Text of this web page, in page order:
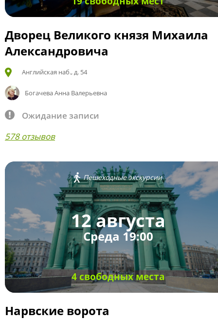
Дворец Великого князя Михаила
Александровича
Английская наб., д. 54
Богачева Анна Валерьевна
Ожидание записи
578 отзывов
Пешеходные экскурсии
12 августа
Среда 19:00
4 свободных места
Нарвские ворота